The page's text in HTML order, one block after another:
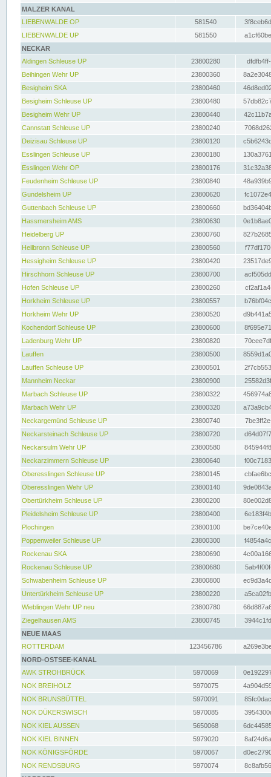
MALZER KANAL
LIEBENWALDE OP
581540
LIEBENWALDE UP
581550
NECKAR
Aldingen Schleuse UP
23800280
Beihingen Wehr UP
23800360
Besigheim SKA
23800460
Besigheim Schleuse UP
23800480
Besigheim Wehr UP
23800440
Cannstatt Schleuse UP
23800240
Deizisau Schleuse UP
23800120
Esslingen Schleuse UP
23800180
Esslingen Wehr OP
23800176
Feudenheim Schleuse UP
23800840
Gundelsheim UP
23800620
Guttenbach Schleuse UP
23800660
Hassmersheim AMS
23800630
Heidelberg UP
23800760
Heilbronn Schleuse UP
23800560
Hessigheim Schleuse UP
23800420
Hirschhorn Schleuse UP
23800700
Hofen Schleuse UP
23800260
Horkheim Schleuse UP
23800557
Horkheim Wehr UP
23800520
Kochendorf Schleuse UP
23800600
Ladenburg Wehr UP
23800820
Lauffen
23800500
Lauffen Schleuse UP
23800501
Mannheim Neckar
23800900
Marbach Schleuse UP
23800322
Marbach Wehr UP
23800320
Neckargemünd Schleuse UP
23800740
Neckarsteinach Schleuse UP
23800720
Neckarsulm Wehr UP
23800580
Neckarzimmern Schleuse UP
23800640
Oberesslingen Schleuse UP
23800145
Oberesslingen Wehr UP
23800140
Obertürkheim Schleuse UP
23800200
Pleidelsheim Schleuse UP
23800400
Plochingen
23800100
Poppenweiler Schleuse UP
23800300
Rockenau SKA
23800690
Rockenau Schleuse UP
23800680
Schwabenheim Schleuse UP
23800800
Untertürkheim Schleuse UP
23800220
Wieblingen Wehr UP neu
23800780
Ziegelhausen AMS
23800745
NEUE MAAS
ROTTERDAM
123456786
NORD-OSTSEE-KANAL
AWK STROHBRÜCK
5970069
NOK BREIHOLZ
5970075
NOK BRUNSBÜTTEL
5970091
NOK DÜKERSWISCH
5970085
NOK KIEL AUSSEN
5650068
NOK KIEL BINNEN
5979020
NOK KÖNIGSFÖRDE
5970067
NOK RENDSBURG
5970074